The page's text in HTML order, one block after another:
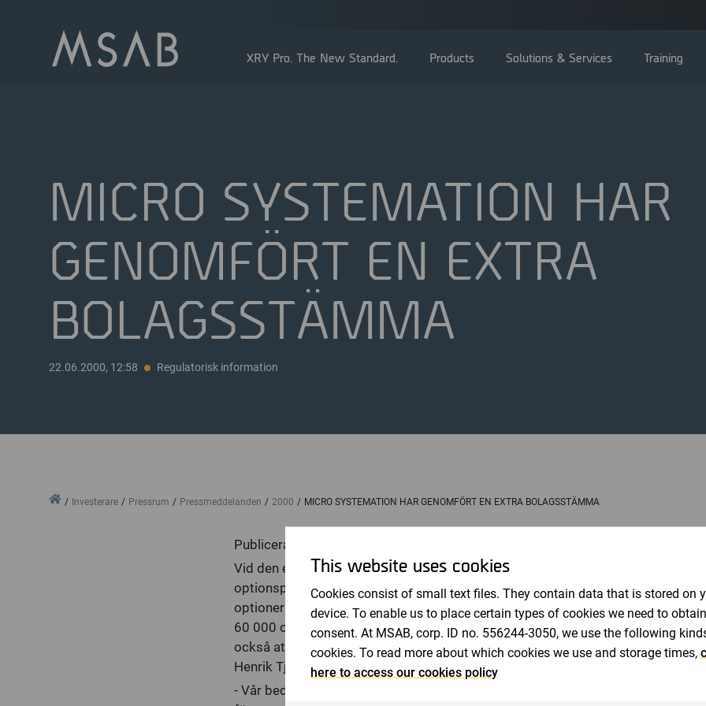
XRY Pro. The New Standard. Products Solutions & Services Training
Större aktieägare
Insidertransaktioner
Bolagsstämma
Ledning
Valberedning
Bolagsordning
MICRO SYSTEMATION HAR
GENOMFÖRT EN EXTRA
BOLAGSSTÄMMA
22.06.2000, 12:58 Regulatorisk information
HomeInvesterare Pressrum Pressmeddelanden 2000 MICRO SYSTEMATION HAR GENOMFÖRT EN EXTRA BOLAGSSTÄMMA
Publicerat: tor, 22 juni 2000 12:58 CEST
Vid den extra bolagsstämman på onsdagen beslutades att godkänna
optionsprogram med ändringen att de anställda själva skall kunna bestämma
optionerna de skall lösa in. Inlösen kan därmed delas upp på två
60 000 optionsrätter till nyteckning av totalt högst 60 000 B-aktier.
också att förändra bolagets räkenskapsår till att följa kalenderåret. Efter
Henrik Tjernberg en information angående bolagets verksamhet.
- Vår bedömning är att vi idag har 50% av marknadsandelen av
This website uses cookies
Cookies consist of small text files. They contain data that is stored on
device. To enable us to place certain types of cookies we need to
consent. At MSAB, corp. ID no. 556244-3050, we use the following
cookies. To read more about which cookies we use and storage times,
here to access our cookies policy